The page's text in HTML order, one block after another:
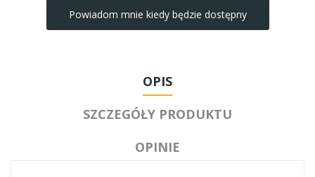
Powiadom mnie kiedy będzie dostępny
OPIS
SZCZEGÓŁY PRODUKTU
OPINIE